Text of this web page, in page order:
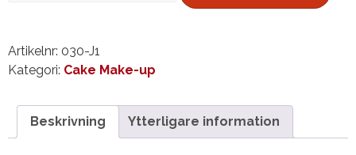
35
gr
Artikelnr: 030-J1
Kategori: Cake Make-up
Beskrivning Ytterligare information